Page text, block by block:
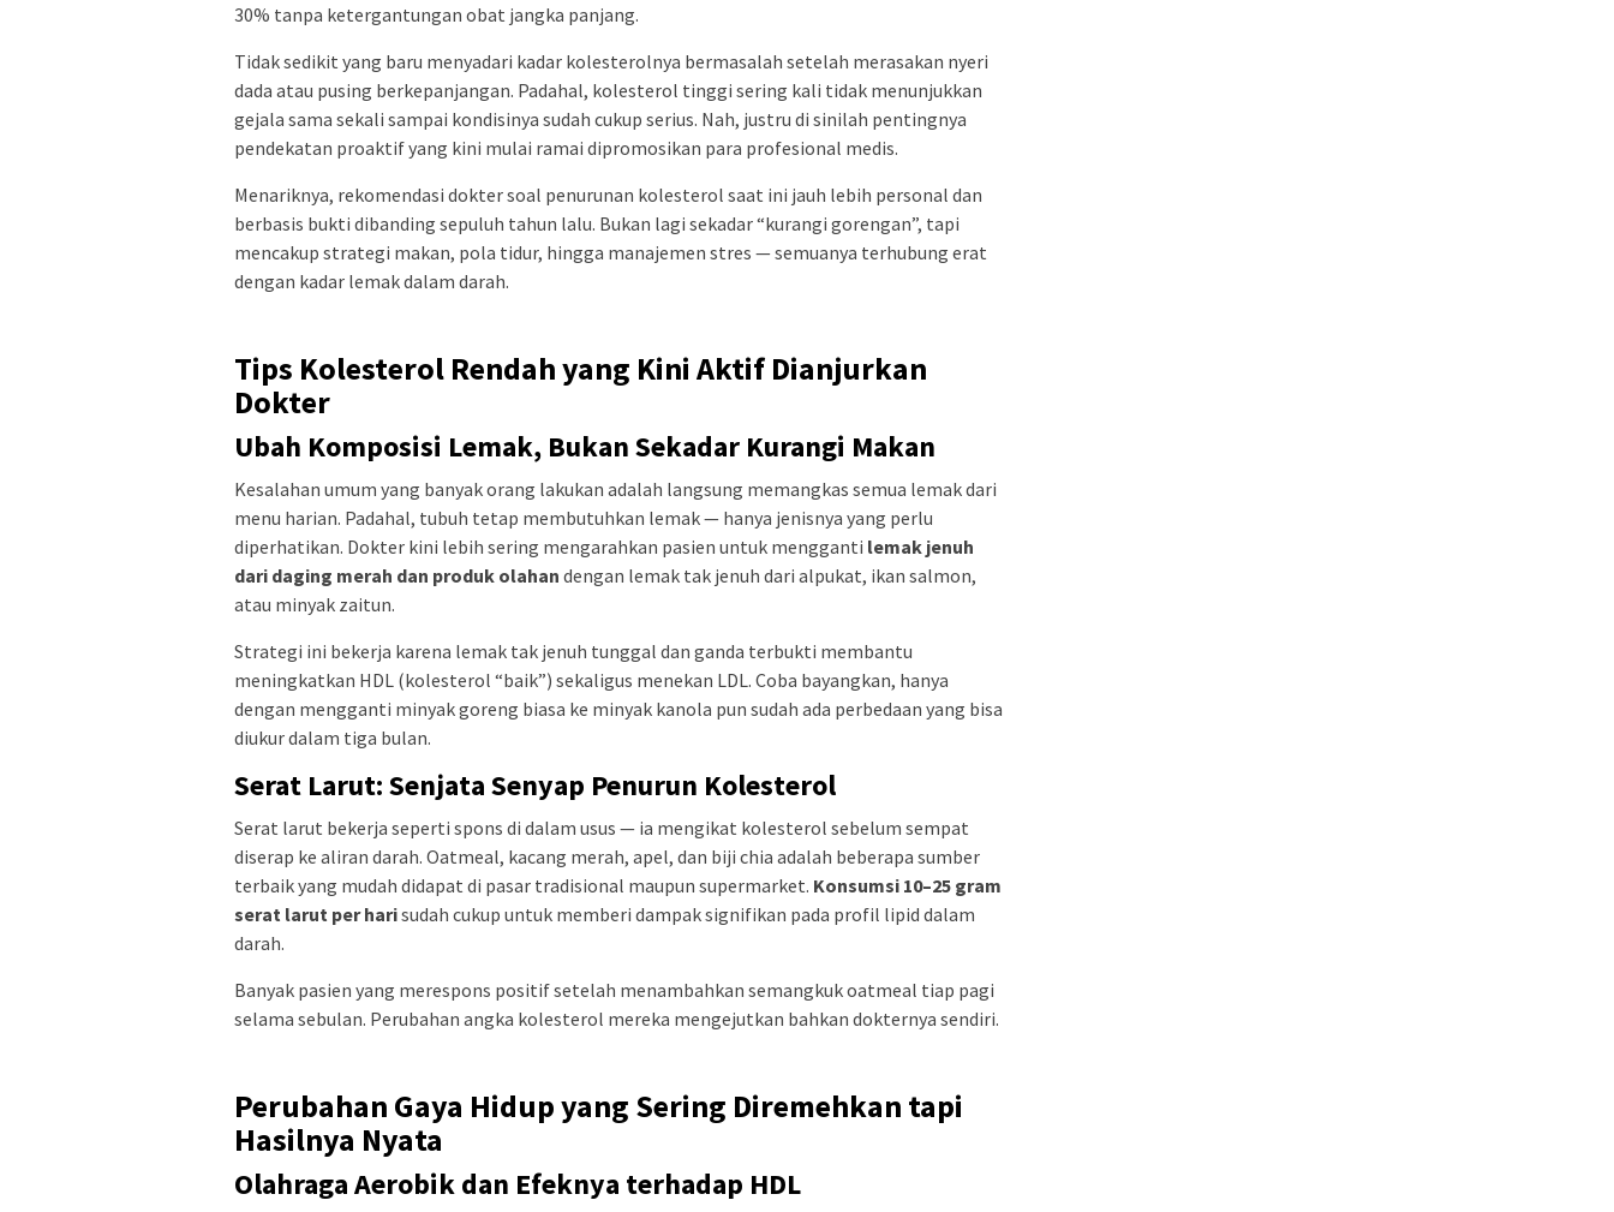
30% tanpa ketergantungan obat jangka panjang.
Tidak sedikit yang baru menyadari kadar kolesterolnya bermasalah setelah merasakan nyeri
dada atau pusing berkepanjangan. Padahal, kolesterol tinggi sering kali tidak menunjukkan
gejala sama sekali sampai kondisinya sudah cukup serius. Nah, justru di sinilah pentingnya
pendekatan proaktif yang kini mulai ramai dipromosikan para profesional medis.
Menariknya, rekomendasi dokter soal penurunan kolesterol saat ini jauh lebih personal dan
berbasis bukti dibanding sepuluh tahun lalu. Bukan lagi sekadar “kurangi gorengan”, tapi
mencakup strategi makan, pola tidur, hingga manajemen stres — semuanya terhubung erat
dengan kadar lemak dalam darah.
Tips Kolesterol Rendah yang Kini Aktif Dianjurkan
Dokter
Ubah Komposisi Lemak, Bukan Sekadar Kurangi Makan
Kesalahan umum yang banyak orang lakukan adalah langsung memangkas semua lemak dari
menu harian. Padahal, tubuh tetap membutuhkan lemak — hanya jenisnya yang perlu
diperhatikan. Dokter kini lebih sering mengarahkan pasien untuk mengganti lemak jenuh
dari daging merah dan produk olahan dengan lemak tak jenuh dari alpukat, ikan salmon,
atau minyak zaitun.
Strategi ini bekerja karena lemak tak jenuh tunggal dan ganda terbukti membantu
meningkatkan HDL (kolesterol “baik”) sekaligus menekan LDL. Coba bayangkan, hanya
dengan mengganti minyak goreng biasa ke minyak kanola pun sudah ada perbedaan yang bisa
diukur dalam tiga bulan.
Serat Larut: Senjata Senyap Penurun Kolesterol
Serat larut bekerja seperti spons di dalam usus — ia mengikat kolesterol sebelum sempat
diserap ke aliran darah. Oatmeal, kacang merah, apel, dan biji chia adalah beberapa sumber
terbaik yang mudah didapat di pasar tradisional maupun supermarket. Konsumsi 10–25 gram
serat larut per harisudah cukup untuk memberi dampak signifikan pada profil lipid dalam
darah.
Banyak pasien yang merespons positif setelah menambahkan semangkuk oatmeal tiap pagi
selama sebulan. Perubahan angka kolesterol mereka mengejutkan bahkan dokternya sendiri.
Perubahan Gaya Hidup yang Sering Diremehkan tapi
Hasilnya Nyata
Olahraga Aerobik dan Efeknya terhadap HDL